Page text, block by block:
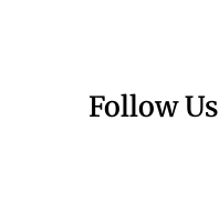
Follow Us